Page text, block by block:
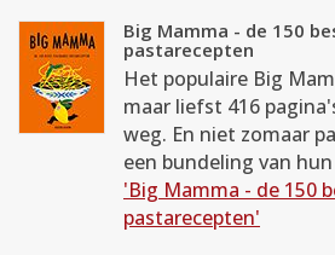
Big Mamma - de 150
pastarecepten
Het populaire Big
maar liefst 416
weg. En niet zomaar
een bundeling van
'Big Mamma - de 150
pastarecepten'